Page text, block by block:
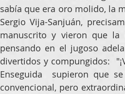
sabía que era oro molido, la
Sergio Vija-Sanjuán,
manuscrito y vieron que
pensando en el jugoso
divertidos y compungidos:
Enseguida  supieron que
convencional, pero